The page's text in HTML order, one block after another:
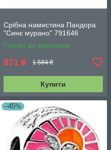
Срібна намистина Пандора
"Синє мурано" 791646
Готово до відправки
871 ₴ 1 584 ₴
Купити
–45%